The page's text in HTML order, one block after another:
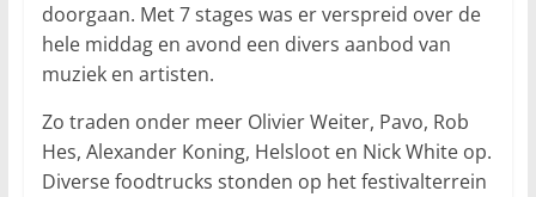
doorgaan. Met 7 stages was er verspreid over de
hele middag en avond een divers aanbod van
muziek en artisten.
Zo traden onder meer Olivier Weiter, Pavo, Rob
Hes, Alexander Koning, Helsloot en Nick White op.
Diverse foodtrucks stonden op het festivalterrein